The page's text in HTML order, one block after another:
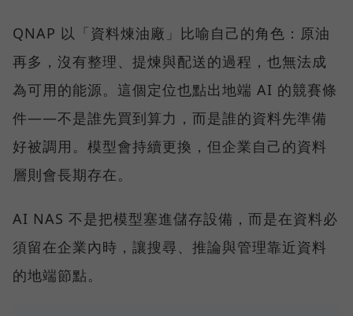
QNAP 以「資料煉油廠」比喻自己的角色：原油
再多，沒有整理、提煉與配送的過程，也無法成
為可用的能源。這個定位也點出地端 AI 的競賽條
件——不是誰先買到算力，而是誰的資料先準備
好被調用。模型會持續更換，但企業自己的資料
層則會長期存在。
AI NAS 不是把模型塞進儲存設備，而是在資料必
須留在企業內時，讓搜尋、推論與管理靠近資料
的地端節點。